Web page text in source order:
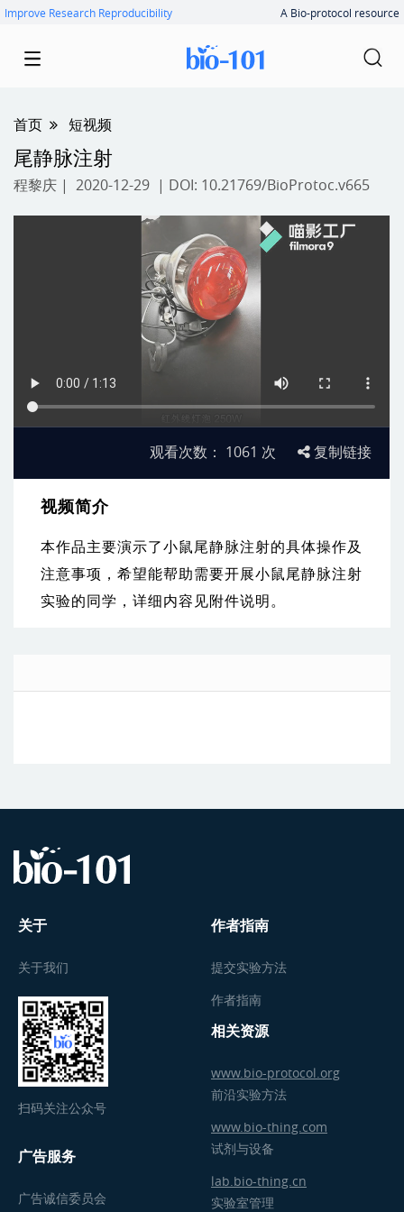
Improve Research Reproducibility A Bio-protocol resource
首页 短视频
尾静脉注射
程黎庆 | 2020-12-29 | DOI: 10.21769/BioProtoc.v665
观看次数： 1061 次 复制链接
视频简介
本作品主要演示了小鼠尾静脉注射的具体操作及
注意事项，希望能帮助需要开展小鼠尾静脉注射
实验的同学，详细内容见附件说明。
关于
关于我们
扫码关注公众号
广告服务
广告诚信委员会
作者指南
提交实验方法
作者指南
相关资源
www.bio-protocol.org
前沿实验方法
www.bio-thing.com
试剂与设备
lab.bio-thing.cn
实验室管理